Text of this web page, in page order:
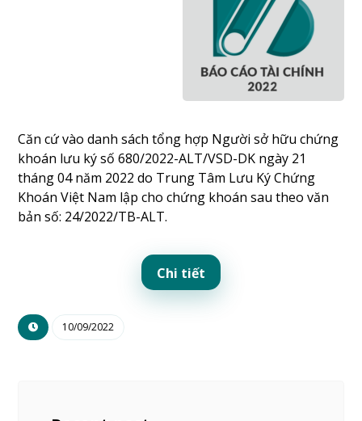
Căn cứ vào danh sách tổng hợp Người sở hữu chứng
khoán lưu ký số 680/2022-ALT/VSD-DK ngày 21
tháng 04 năm 2022 do Trung Tâm Lưu Ký Chứng
Khoán Việt Nam lập cho chứng khoán sau theo văn
bản số: 24/2022/TB-ALT.
Chi tiết
10/09/2022